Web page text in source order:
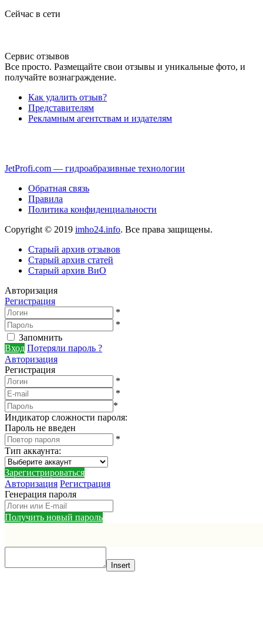
Сейчас в сети
Сервис отзывов
Все просто. Размещайте свои отзывы и уникальные фото, и
получайте вознаграждение.
Как удалить отзыв?
Представителям
Рекламным агентствам и издателям
JetProfi.com — гидроабразивные технологии
Обратная связь
Правила
Политика конфиденциальности
Copyright © 2019 imho24.info. Все права защищены.
Старый архив отзывов
Старый архив статей
Старый архив ВиО
Авторизация
Регистрация
*
*
Запомнить
Вход Потеряли пароль ?
Авторизация
Регистрация
*
*
*
Индикатор сложности пароля:
Пароль не введен
*
Тип аккаунта:
Зарегистрироваться
Авторизация Регистрация
Генерация пароля
Получить новый пароль
Insert